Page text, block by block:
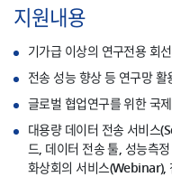
지원내용
기가급 이상의 연구전용 회
전송 성능 향상 등 연구망
글로벌 협업연구를 위한 국
대용량 데이터 전송 서비스
드, 데이터 전송 툴, 성능측
화상회의 서비스(Webinar),